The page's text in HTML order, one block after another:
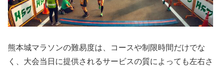
熊本城マラソンの難易度は、コースや制限時間だけでな
く、大会当日に提供されるサービスの質によっても左右さ